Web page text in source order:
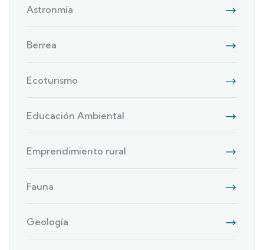
Astronmía
Berrea
Ecoturismo
Educación Ambiental
Emprendimiento rural
Fauna
Geología